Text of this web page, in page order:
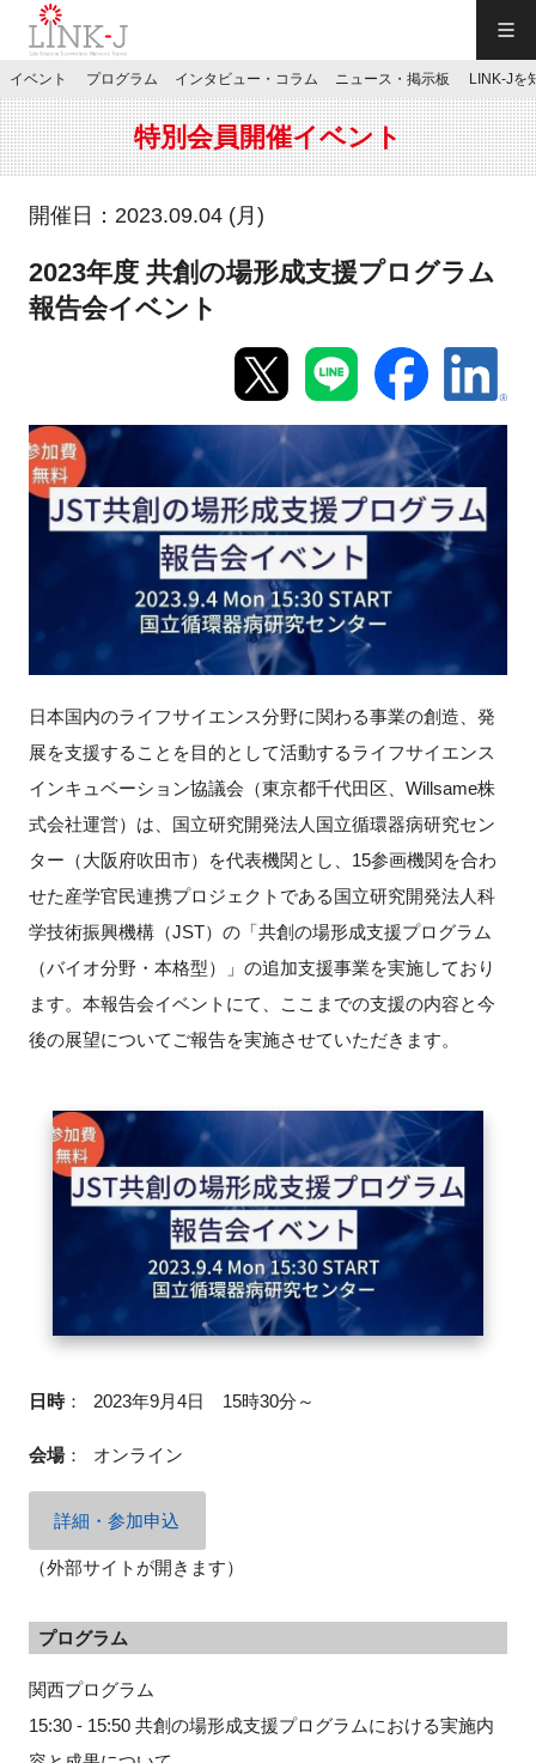
JP／EN
特別会員専用メニュー
お問い合わせ
マイページ
イベント
プログラム
ニュース・掲示板
LINK-Jを知る
特別会員
イベントお知らせメール登録
閉じる
イベント プログラム インタビュー・コラム ニュース・掲示板 LINK-Jを
特別会員開催イベント
開催日：2023.09.04 (月)
2023年度 共創の場形成支援プログラム
報告会イベント
日本国内のライフサイエンス分野に関わる事業の創造、発
展を支援することを目的として活動するライフサイエンス
インキュベーション協議会（東京都千代田区、Willsame株
式会社運営）は、国立研究開発法人国立循環器病研究セン
ター（大阪府吹田市）を代表機関とし、15参画機関を合わ
せた産学官民連携プロジェクトである国立研究開発法人科
学技術振興機構（JST）の「共創の場形成支援プログラム
（バイオ分野・本格型）」の追加支援事業を実施しており
ます。本報告会イベントにて、ここまでの支援の内容と今
後の展望についてご報告を実施させていただきます。
日時： 2023年9月4日 15時30分～
会場： オンライン
詳細・参加申込
（外部サイトが開きます）
プログラム
関西プログラム
15:30 - 15:50 共創の場形成支援プログラムにおける実施内